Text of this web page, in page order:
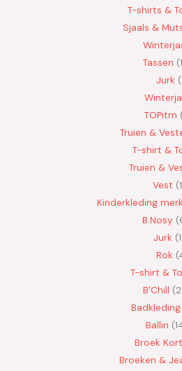
T-shirts &
Sjaals &
Tassen
Jurk
TOPitm
Truien &
T-shirt &
Truien &
Vest
Kinderkleding
B.Nosy
Jurk
Rok
T-shirt &
B'Chill
Badkleding
Ballin
Broek Kort
Broeken &